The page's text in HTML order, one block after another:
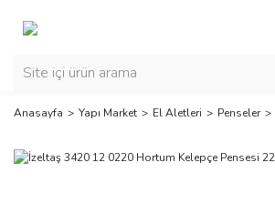
Anasayfa Yapı Market El Aletleri Penseler